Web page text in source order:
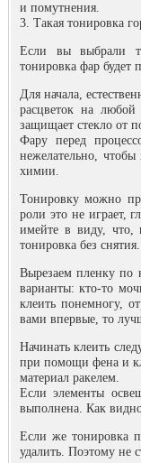
и помутнения.
3. Такая тонировка
Если вы выбрали
тонировка фар будет
Для начала,
расцветок на
защищает стекло от
Фару перед
нежелательно, чтобы
химии.
Тонировку можно
роли это не играет,
имейте в виду, что,
тонировка без снятия.
Вырезаем пленку по
варианты: кто-то
клеить понемногу,
вами впервые, то
Начинать клеить
при помощи фена и
материал ракелем.
Если элементы
выполнена. Как
Если же тонировка
удалить. Поэтому не